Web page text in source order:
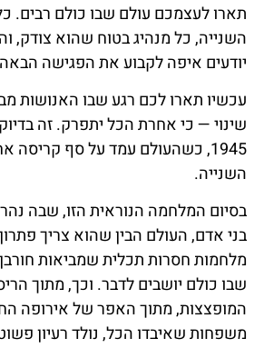
תארו לעצמכם עולם שבו כולם רבים.
השנייה, כל מנהיג בטוח שהוא צודק,
יודעים איפה לקבוע את הפגישה הבאה.
עכשיו תארו לכם רגע שבו האנושות
שינוי — כי אחרת הכל יתפרק. זה
1945, כשהעולם עמד על סף
השנייה.
בני אדם, העולם הבין שהוא צריך
מלחמות חסרות תכלית שמביאות
שבו כולם יושבים לדבר. וכך, מתוך
המופצצות, מתוך האפר של אירופה
משפחות שאיבדו הכל, נולד רעיון